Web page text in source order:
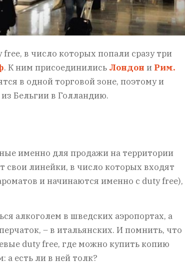
в число которых попали сразу три
. К ним присоединились Лондон и Рим.
в одной торговой зоне, поэтому и
Бельгии в Голландию.
именно для продажи на территории
свои линейки, в число которых входят
и начинаются именно с duty free),
алкоголем в шведских аэропортах, а
– в итальянских. И помнить, что
duty free, где можно купить копию
а есть ли в ней толк?